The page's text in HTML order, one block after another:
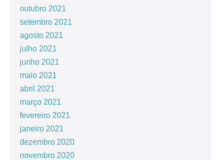
outubro 2021
setembro 2021
agosto 2021
julho 2021
junho 2021
maio 2021
abril 2021
março 2021
fevereiro 2021
janeiro 2021
dezembro 2020
novembro 2020